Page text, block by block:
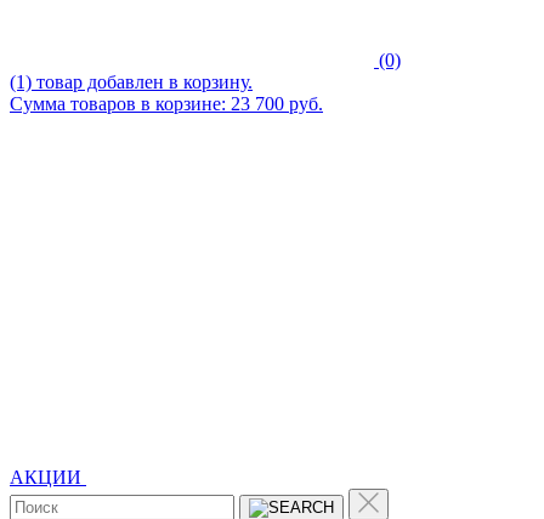
(0)
(1) товар добавлен в корзину.
Сумма товаров в корзине: 23 700 руб.
АКЦИИ